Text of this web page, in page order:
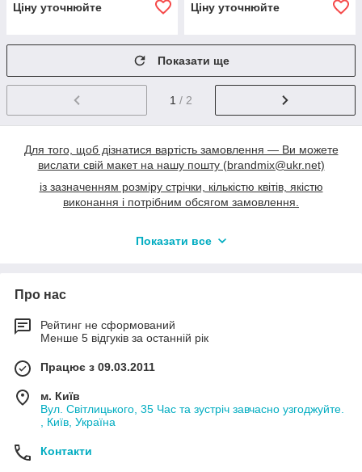
Ціну уточнюйте Ціну уточнюйте
Показати ще
1 / 2
Для того, щоб дізнатися вартість замовлення ― Ви можете
вислати свій макет на нашу пошту (brandmix@ukr.net)
із зазначенням розміру стрічки, кількістю квітів, якістю
виконання і потрібним обсягом замовлення.
Ми з задоволенням зробимо Вам прорахунок вартості і в
Показати все
Про нас
Рейтинг не сформований
Менше 5 відгуків за останній рік
Працює з 09.03.2011
м. Київ
Вул. Світлицького, 35 Час та зустріч завчасно узгоджуйте.
, Київ, Україна
Контакти